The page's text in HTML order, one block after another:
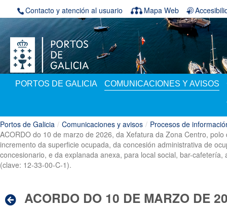
Saltar al contenido
Contacto y atención al usuario Mapa Web
PORTOS DE GALICIA COMUNICACIONES Y AVISOS
Portos de Galicia / Comunicaciones y avisos / Procesos de
ACORDO do 10 de marzo de 2026, da Xefatura da Zona Centro,
incremento da superficie ocupada, da concesión administrativa de
concesionario, e da explanada anexa, para local social, bar-
(clave: 12-33-00-C-1).
ACORDO DO 10 DE MARZO DE